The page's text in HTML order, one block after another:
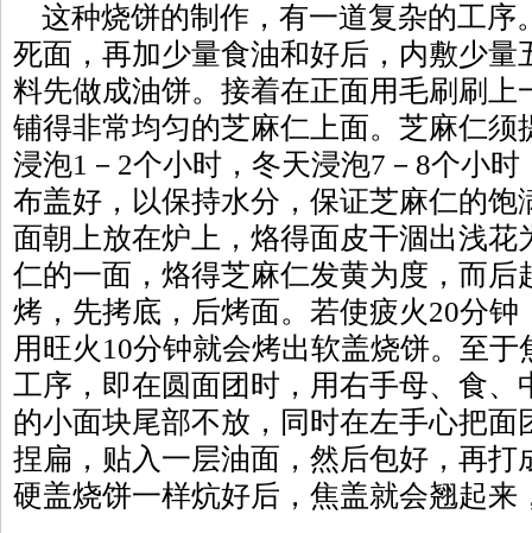
这种烧饼的制作，有一道复杂的工序
死面，再加少量食油和好后，内敷少量
料先做成油饼。接着在正面用毛刷刷上
铺得非常均匀的芝麻仁上面。芝麻仁须
浸泡1－2个小时，冬天浸泡7－8个小
布盖好，以保持水分，保证芝麻仁的饱
面朝上放在炉上，烙得面皮干涸出浅
仁的一面，烙得芝麻仁发黄为度，而后
烤，先拷底，后烤面。若使疲火20分
用旺火10分钟就会烤出软盖烧饼。至
工序，即在圆面团时，用右手母、食、
的小面块尾部不放，同时在左手心把面
捏扁，贴入一层油面，然后包好，再打
硬盖烧饼一样炕好后，焦盖就会翘起来